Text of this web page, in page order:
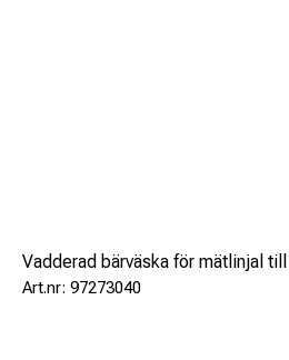
Measuring instrument FM4 LO
Vadderad bärväska för mätlinjal
97273040